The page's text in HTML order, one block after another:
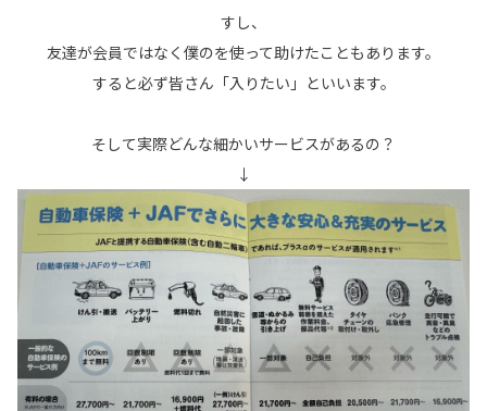
すし、
友達が会員ではなく僕のを使って助けたこともあります。
すると必ず皆さん「入りたい」といいます。
そして実際どんな細かいサービスがあるの？
↓